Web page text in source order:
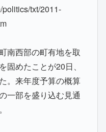
txt/2011-
南西部の町有地を取
固めたことが20日、
。来年度予算の概算
一部を盛り込む見通